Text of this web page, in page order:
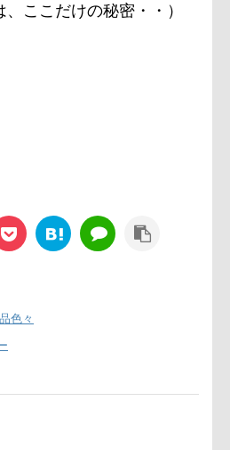
ここだけの秘密・・）
色々